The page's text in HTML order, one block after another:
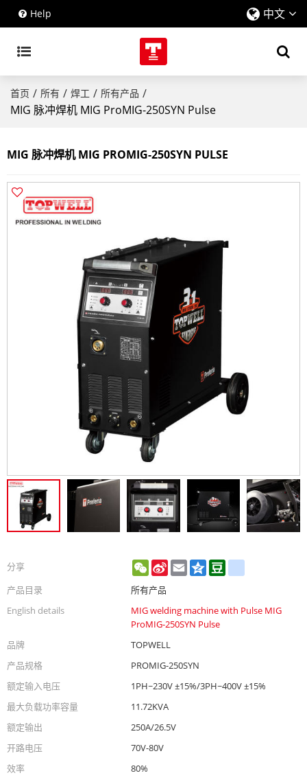
Help 中文
首页 / 所有 / 焊工 / 所有产品 /
MIG 脉冲焊机 MIG ProMIG-250SYN Pulse
MIG 脉冲焊机 MIG PROMIG-250SYN PULSE
分享 WeChat
Sina
Weibo
Email Qzone
产品目录
所有产品
English details
MIG welding machine with Pulse MIG
ProMIG-250SYN Pulse
品牌
TOPWELL
产品规格
PROMIG-250SYN
额定输入电压
1PH~230V ±15%/3PH~400V ±15%
最大负载功率容量
11.72KVA
额定输出
250A/26.5V
开路电压
70V-80V
效率
80%